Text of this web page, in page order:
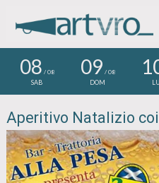
08 / 08
SAB
09 / 08
DOM
Aperitivo Natalizio